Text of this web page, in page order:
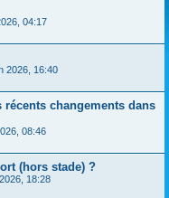
04:17
2026, 16:40
changements dans
08:46
(hors stade) ?
18:28